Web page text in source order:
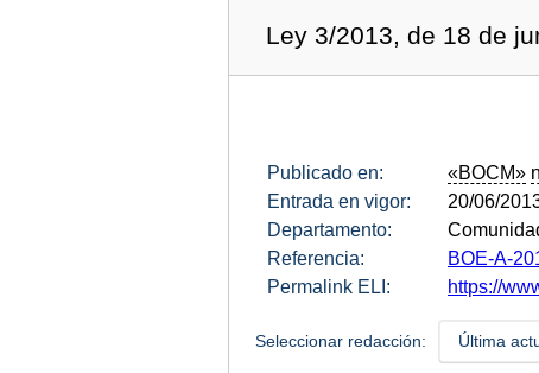
Ley 3/2013, de 18 de
Publicado en: «BOCM»
Entrada en vigor:
20/06/
Departamento:
Referencia:
BOE-A-
Permalink ELI:
https://
Seleccionar redacción: Última